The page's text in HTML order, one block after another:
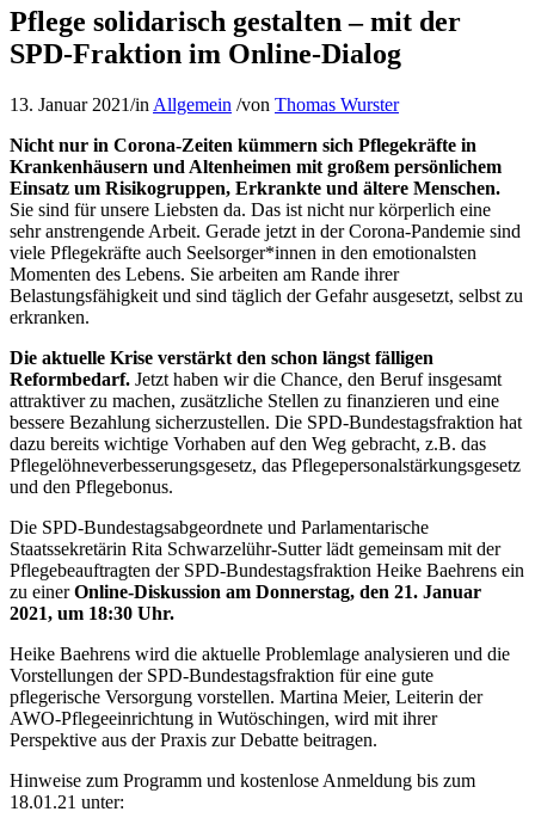
Pflege solidarisch gestalten – mit der
SPD-Fraktion im Online-Dialog
13. Januar 2021/in Allgemein /von Thomas Wurster
Nicht nur in Corona-Zeiten kümmern sich Pflegekräfte in
Krankenhäusern und Altenheimen mit großem persönlichem
Einsatz um Risikogruppen, Erkrankte und ältere Menschen.
Sie sind für unsere Liebsten da. Das ist nicht nur körperlich eine
sehr anstrengende Arbeit. Gerade jetzt in der Corona-Pandemie sind
viele Pflegekräfte auch Seelsorger*innen in den emotionalsten
Momenten des Lebens. Sie arbeiten am Rande ihrer
Belastungsfähigkeit und sind täglich der Gefahr ausgesetzt, selbst zu
erkranken.
Die aktuelle Krise verstärkt den schon längst fälligen
Reformbedarf. Jetzt haben wir die Chance, den Beruf insgesamt
attraktiver zu machen, zusätzliche Stellen zu finanzieren und eine
bessere Bezahlung sicherzustellen. Die SPD-Bundestagsfraktion hat
dazu bereits wichtige Vorhaben auf den Weg gebracht, z.B. das
Pflegelöhneverbesserungsgesetz, das Pflegepersonalstärkungsgesetz
und den Pflegebonus.
Die SPD-Bundestagsabgeordnete und Parlamentarische
Staatssekretärin Rita Schwarzelühr-Sutter lädt gemeinsam mit der
Pflegebeauftragten der SPD-Bundestagsfraktion Heike Baehrens ein
zu einerOnline-Diskussion am Donnerstag, den 21. Januar
2021, um 18:30 Uhr.
Heike Baehrens wird die aktuelle Problemlage analysieren und die
Vorstellungen der SPD-Bundestagsfraktion für eine gute
pflegerische Versorgung vorstellen. Martina Meier, Leiterin der
AWO-Pflegeeinrichtung in Wutöschingen, wird mit ihrer
Perspektive aus der Praxis zur Debatte beitragen.
Hinweise zum Programm und kostenlose Anmeldung bis zum
18.01.21 unter: